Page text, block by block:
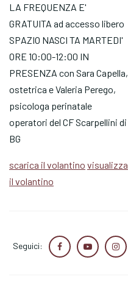
LA FREQUENZA E'
GRATUITA ad accesso libero
SPAZIO NASCI TA MARTEDI'
ORE 10:00-12:00 IN
PRESENZA con Sara Capella,
ostetrica e Valeria Perego,
psicologa perinatale
operatori del CF Scarpellini di
BG
scarica il volantino visualizza
il volantino
Seguici: